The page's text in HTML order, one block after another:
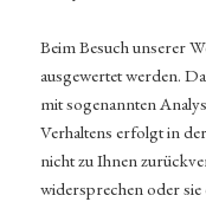
Beim Besuch unserer
ausgewertet werden.
mit sogenannten
Verhaltens erfolgt in
nicht zu Ihnen
widersprechen oder